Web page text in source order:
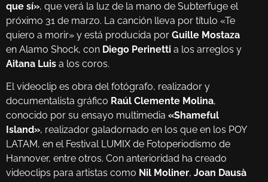
que sí», que verá la luz de la mano de Subterfuge el
próximo 31 de marzo. La canción lleva por título «Te
quiero a morir» y está producida por Guille Mostaza
en Alamo Shock, con Diego Perinetti a los arreglos y
Aitana Luis a los coros.
El videoclip es obra del fotógrafo, realizador y
documentalista gráfico Raúl Clemente Molina,
conocido por su ensayo multimedia «Shameful
Island», realizador galadornado en los que en los POY
LATAM, en el Festival LUMIX de Fotoperiodismo de
Hannover, entre otros. Con anterioridad ha creado
videoclips para artistas como Nil Moliner, Joan Dausà